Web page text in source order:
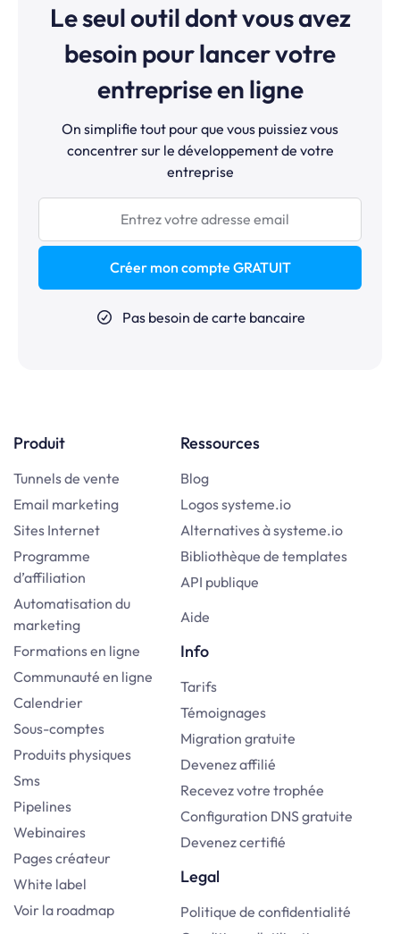
Le seul outil dont vous avez
besoin pour lancer votre
entreprise en ligne
On simplifie tout pour que vous puissiez vous
concentrer sur le développement de votre
entreprise
Créer mon compte GRATUIT
Pas besoin de carte bancaire
Produit
Tunnels de vente
Email marketing
Sites Internet
Programme
d’affiliation
Automatisation du
marketing
Formations en ligne
Communauté en ligne
Calendrier
Sous-comptes
Produits physiques
Sms
Pipelines
Webinaires
Pages créateur
White label
Voir la roadmap
Ressources
Blog
Logos systeme.io
Alternatives à systeme.io
Bibliothèque de templates
API publique
Aide
Info
Tarifs
Témoignages
Migration gratuite
Devenez affilié
Recevez votre trophée
Configuration DNS gratuite
Devenez certifié
Legal
Politique de confidentialité